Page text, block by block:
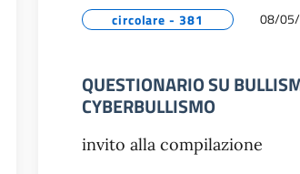
circolare - 381 08/
QUESTIONARIO SU
CYBERBULLISMO
invito alla compilazione